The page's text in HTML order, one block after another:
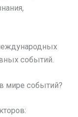
событий.
мире событий?